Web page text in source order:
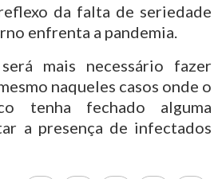
da falta de seriedade
enfrenta a pandemia.
mais necessário fazer
naqueles casos onde o
tenha fechado alguma
a presença de infectados